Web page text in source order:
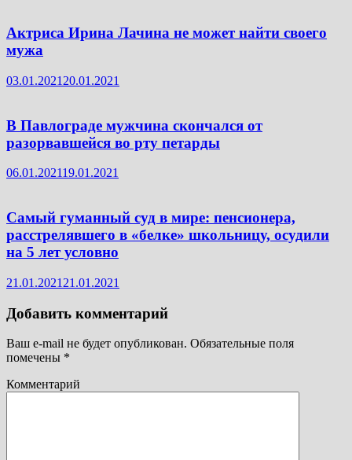
Актриса Ирина Лачина не может найти своего
мужа
03.01.2021 20.01.2021
В Павлограде мужчина скончался от
разорвавшейся во рту петарды
06.01.202119.01.2021
Самый гуманный суд в мире: пенсионера,
расстрелявшего в «белке» школьницу, осудили
на 5 лет условно
21.01.2021 21.01.2021
Добавить комментарий
Ваш e-mail не будет опубликован. Обязательные поля
помечены *
Комментарий